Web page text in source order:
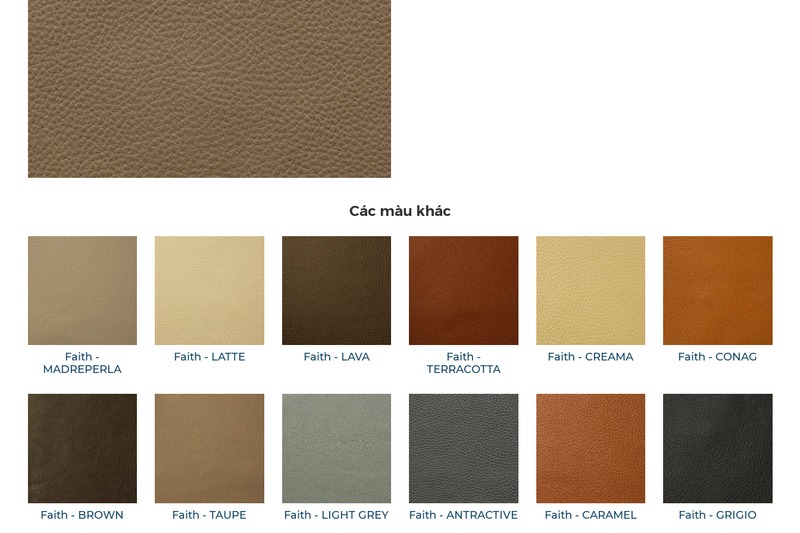
Các màu khác
Faith -
MADREPERLA
Faith - LATTE Faith - LAVA
Faith -
TERRACOTTA
Faith - CREAMA Faith - CONAG
Faith - BROWN Faith - TAUPE Faith - LIGHT GREY Faith - ANTRACTIVE Faith - CARAMEL Faith - GRIGIO